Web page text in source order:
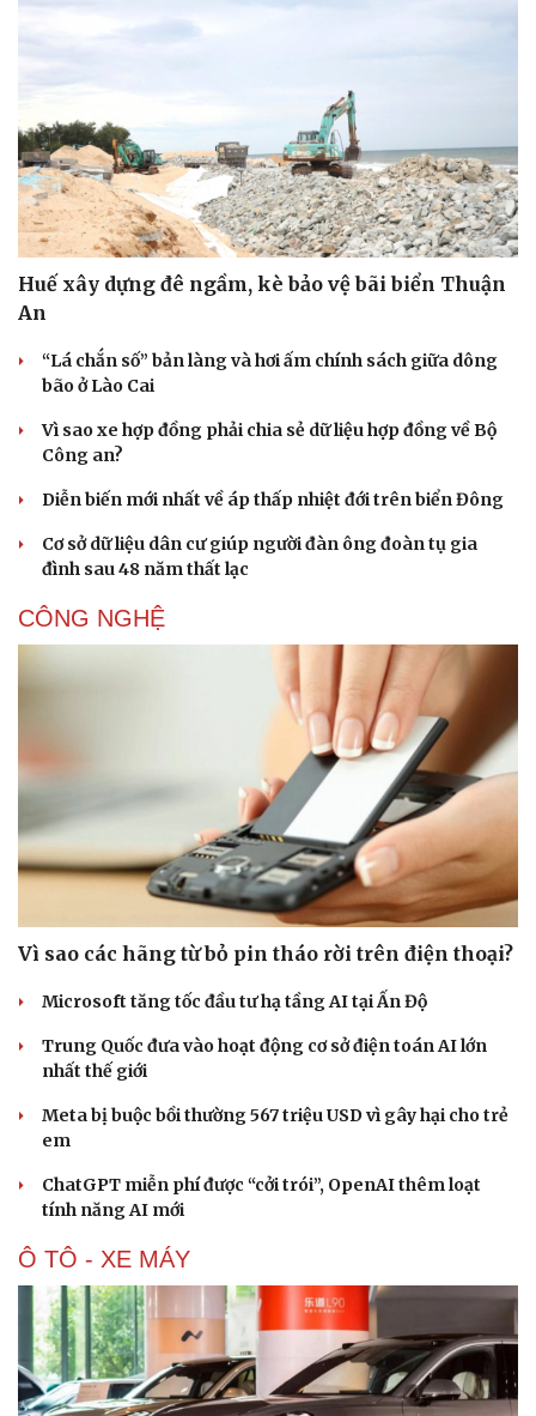
Giải trí
Nghệ sĩ
Thời trang
Sao Việt
Huế xây dựng đê ngầm, kè bảo vệ bãi biển Thuận
An
“Lá chắn số” bản làng và hơi ấm chính sách giữa dông
bão ở Lào Cai
Vì sao xe hợp đồng phải chia sẻ dữ liệu hợp đồng về Bộ
Công an?
Diễn biến mới nhất về áp thấp nhiệt đới trên biển Đông
Cơ sở dữ liệu dân cư giúp người đàn ông đoàn tụ gia
đình sau 48 năm thất lạc
CÔNG NGHỆ
Vì sao các hãng từ bỏ pin tháo rời trên điện thoại?
Microsoft tăng tốc đầu tư hạ tầng AI tại Ấn Độ
Trung Quốc đưa vào hoạt động cơ sở điện toán AI lớn
nhất thế giới
Meta bị buộc bồi thường 567 triệu USD vì gây hại cho trẻ
em
ChatGPT miễn phí được “cởi trói”, OpenAI thêm loạt
tính năng AI mới
Ô TÔ - XE MÁY